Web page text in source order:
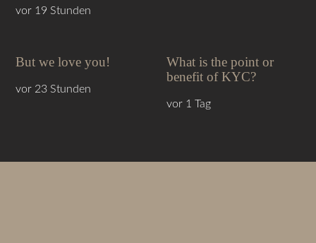
vor 19 Stunden
But we love you!
vor 23 Stunden
What is the point or
benefit of KYC?
vor 1 Tag